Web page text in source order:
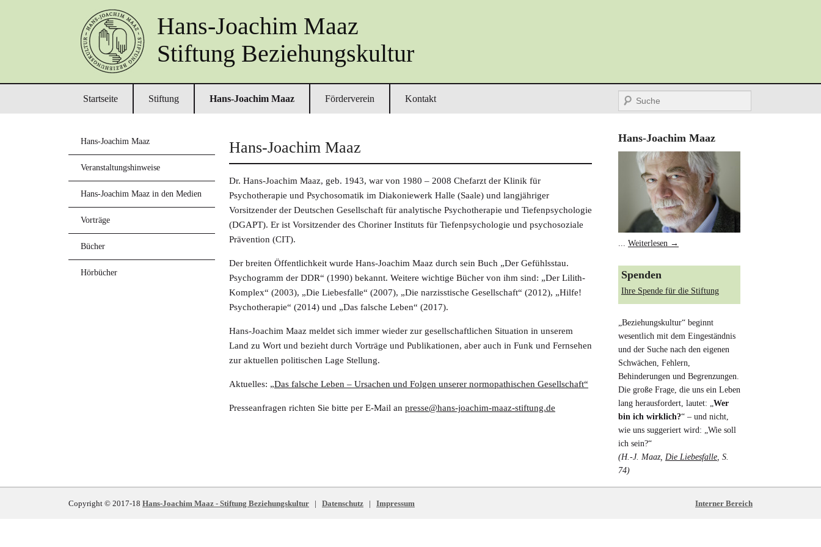
Hans-Joachim Maaz
Stiftung Beziehungskultur
Startseite Stiftung Hans-Joachim Maaz Förderverein Kontakt Suche
Hans-Joachim Maaz
Dr. Hans-Joachim Maaz, geb. 1943, war von 1980 – 2008 Chefarzt der Klinik für
Psychotherapie und Psychosomatik im Diakoniewerk Halle (Saale) und langjähriger
Vorsitzender der Deutschen Gesellschaft für analytische Psychotherapie und Tiefenpsychologie
(DGAPT). Er ist Vorsitzender des Choriner Instituts für Tiefenpsychologie und psychosoziale
Prävention (CIT).
Der breiten Öffentlichkeit wurde Hans-Joachim Maaz durch sein Buch „Der Gefühlsstau.
Psychogramm der DDR“ (1990) bekannt. Weitere wichtige Bücher von ihm sind: „Der Lilith-
Komplex“ (2003), „Die Liebesfalle“ (2007), „Die narzisstische Gesellschaft“ (2012), „Hilfe!
Psychotherapie“ (2014) und „Das falsche Leben“ (2017).
Hans-Joachim Maaz meldet sich immer wieder zur gesellschaftlichen Situation in unserem
Land zu Wort und bezieht durch Vorträge und Publikationen, aber auch in Funk und Fernsehen
zur aktuellen politischen Lage Stellung.
Aktuelles: „Das falsche Leben – Ursachen und Folgen unserer normopathischen Gesellschaft“
Presseanfragen richten Sie bitte per E-Mail an presse@hans-joachim-maaz-stiftung.de
Hans-Joachim Maaz
Weiterlesen →
Spenden
Ihre Spende für die Stiftung
„Beziehungskultur“ beginnt
wesentlich mit dem Eingeständnis
und der Suche nach den eigenen
Schwächen, Fehlern,
Behinderungen und Begrenzungen.
Die große Frage, die uns ein Leben
lang herausfordert, lautet: „ Wer
bin ich wirklich?“ – und nicht,
wie uns suggeriert wird: „Wie soll
ich sein?“
(H.-J. Maaz, Die Liebesfalle , S.
74)
Hans-Joachim Maaz
Veranstaltungshinweise
Hans-Joachim Maaz in den Medien
Vorträge
Bücher
Hörbücher
Copyright © 2017-18 Hans-Joachim Maaz - Stiftung Beziehungskultur | Datenschutz | Impressum Interner Bereich